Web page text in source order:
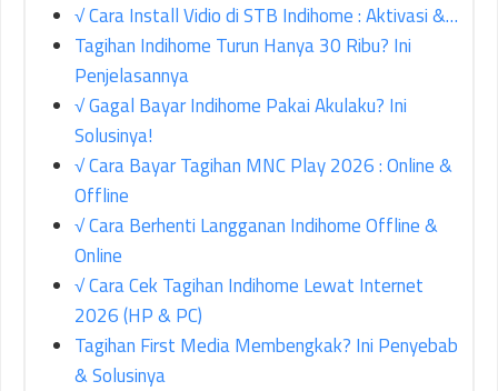
√ Cara Install Vidio di STB Indihome : Aktivasi &…
Tagihan Indihome Turun Hanya 30 Ribu? Ini
Penjelasannya
√ Gagal Bayar Indihome Pakai Akulaku? Ini
Solusinya!
√ Cara Bayar Tagihan MNC Play 2026 : Online &
Offline
√ Cara Berhenti Langganan Indihome Offline &
Online
√ Cara Cek Tagihan Indihome Lewat Internet
2026 (HP & PC)
Tagihan First Media Membengkak? Ini Penyebab
& Solusinya